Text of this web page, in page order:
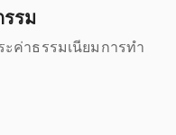
รม
ค่าธรรมเนียมการทำ